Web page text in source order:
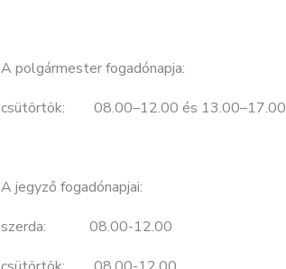
A polgármester fogadónapja:
csütörtök: 08.00–12.00 és 13.00–17.00
A jegyző fogadónapjai:
szerda: 08.00-12.00